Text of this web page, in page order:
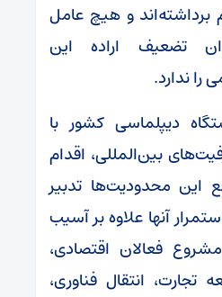
برداشته‌اند و هیچ عامل
تضعیف اراده این
را ندارد.
دیپلماسی کشور با
بین‌المللی، اقدام
این محدودیت‌ها تدبیر
آنها علاوه بر آسیب
فعالان اقتصادی،
تجارت، انتقال فناوری،